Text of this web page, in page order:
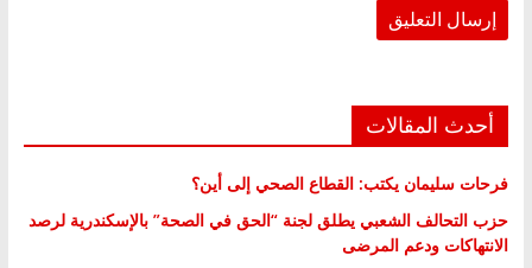
أحدث المقالات
فرحات سليمان يكتب: القطاع الصحي إلى أين؟
حزب التحالف الشعبي يطلق لجنة “الحق في الصحة” بالإسكندرية لرصد
الانتهاكات ودعم المرضى